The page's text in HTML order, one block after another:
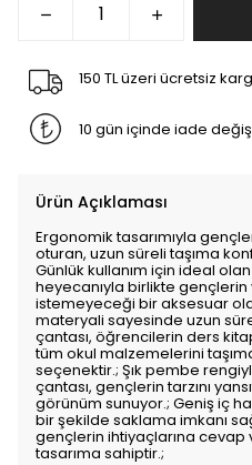
150 TL üzeri ücretsiz
10 gün içinde iade
Ürün Açıklaması
Ergonomik tasarımıyla
oturan, uzun süreli taşıma
Günlük kullanım için ideal
heyecanıyla birlikte gençlerin
istemeyeceği bir aksesuar
materyali sayesinde uzun
çantası, öğrencilerin ders
tüm okul malzemelerini
seçenektir.; Şık pembe
çantası, gençlerin tarzını
görünüm sunuyor.; Geniş iç
bir şekilde saklama imkanı
gençlerin ihtiyaçlarına cevap
tasarıma sahiptir.;